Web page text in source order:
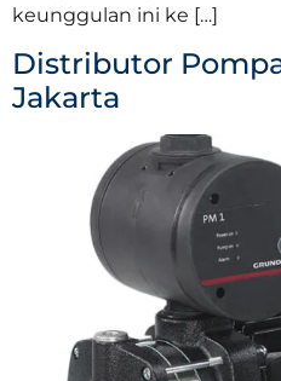
keunggulan ini ke […]
Distributor
Jakarta